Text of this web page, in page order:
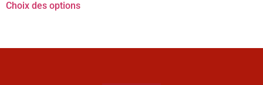
Choix des options